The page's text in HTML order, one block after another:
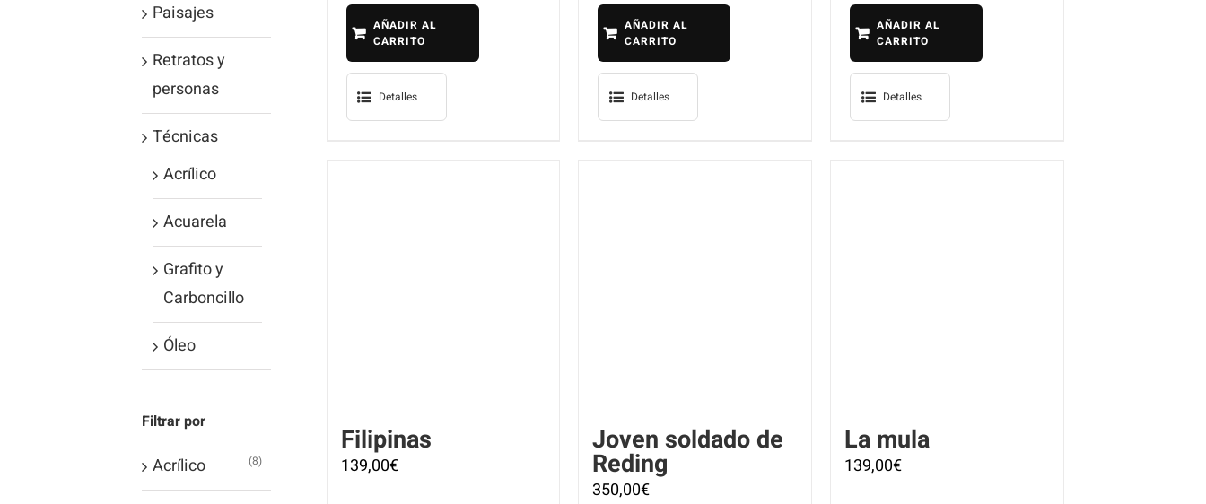
AÑADIR AL
CARRITO
Detalles
AÑADIR AL
CARRITO
Detalles
AÑADIR AL
CARRITO
Detalles
Filipinas
139,00€
Joven soldado de
Reding
350,00€
La mula
139,00€
Paisajes
Retratos y
personas
Técnicas
Acrílico
Acuarela
Grafito y
Carboncillo
Óleo
Filtrar por
Acrílico (8)